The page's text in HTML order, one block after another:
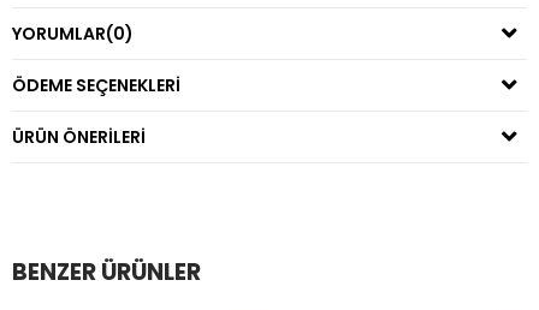
YORUMLAR(0)
ÖDEME SEÇENEKLERI
ÜRÜN ÖNERILERI
BENZER ÜRÜNLER